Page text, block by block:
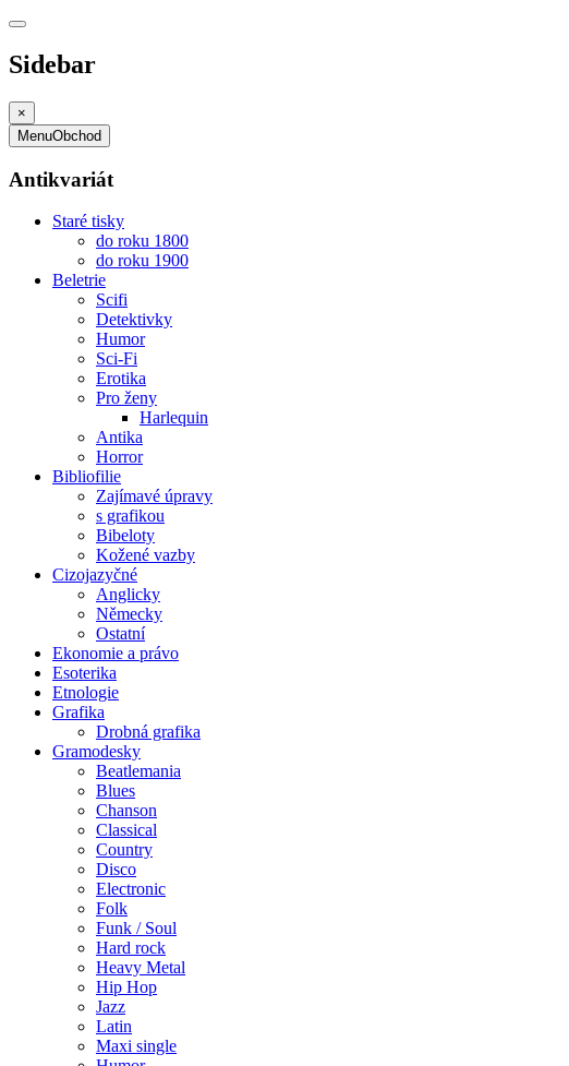
Sidebar
×
MenuObchod
Antikvariát
Staré tisky
do roku 1800
do roku 1900
Beletrie
Scifi
Detektivky
Humor
Sci-Fi
Erotika
Pro ženy
Harlequin
Antika
Horror
Bibliofilie
Zajímavé úpravy
s grafikou
Bibeloty
Kožené vazby
Cizojazyčné
Anglicky
Německy
Ostatní
Ekonomie a právo
Esoterika
Etnologie
Grafika
Drobná grafika
Gramodesky
Beatlemania
Blues
Chanson
Classical
Country
Disco
Electronic
Folk
Funk / Soul
Hard rock
Heavy Metal
Hip Hop
Jazz
Latin
Maxi single